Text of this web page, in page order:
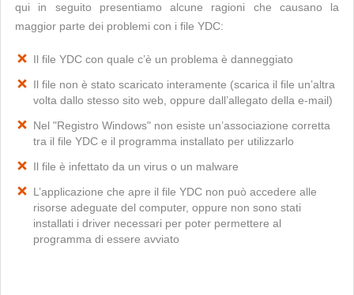
qui in seguito presentiamo alcune ragioni che causano la
maggior parte dei problemi con i file YDC:
Il file YDC con quale c’è un problema è danneggiato
Il file non è stato scaricato interamente (scarica il file un’altra
volta dallo stesso sito web, oppure dall’allegato della e-mail)
Nel "Registro Windows" non esiste un’associazione corretta
tra il file YDC e il programma installato per utilizzarlo
Il file è infettato da un virus o un malware
L’applicazione che apre il file YDC non può accedere alle
risorse adeguate del computer, oppure non sono stati
installati i driver necessari per poter permettere al
programma di essere avviato